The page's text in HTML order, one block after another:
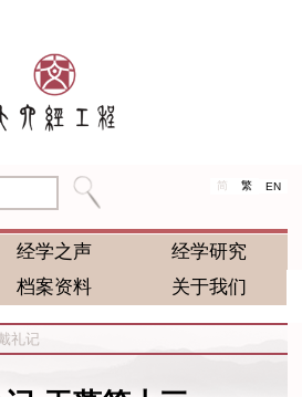
简 繁 EN
经学之声
经学研究
档案资料 关于我们
礼记